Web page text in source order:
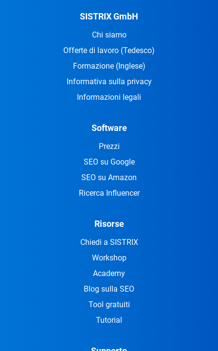
SISTRIX GmbH
Chi siamo
Offerte di lavoro (Tedesco)
Formazione (Inglese)
Informativa sulla privacy
Informazioni legali
Software
Prezzi
SEO su Google
SEO su Amazon
Ricerca Influencer
Risorse
Chiedi a SISTRIX
Workshop
Academy
Blog sulla SEO
Tool gratuiti
Tutorial